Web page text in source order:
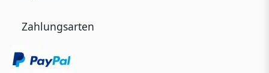
Zahlungsarten